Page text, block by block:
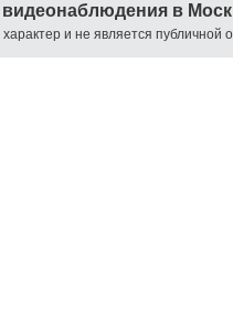
в
и не является публичной